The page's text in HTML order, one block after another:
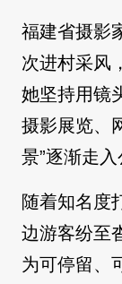
福建省摄影
次进村采风
她坚持用镜
摄影展览、
景”逐渐走入
随着知名度
边游客纷至
为可停留、